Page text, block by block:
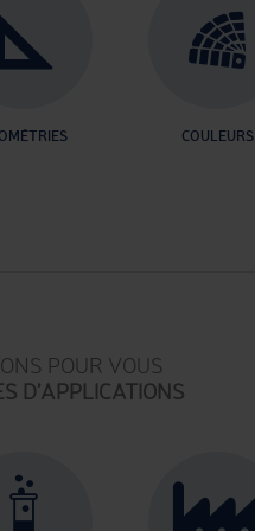
COULEURS
POUR VOUS
D’APPLICATIONS